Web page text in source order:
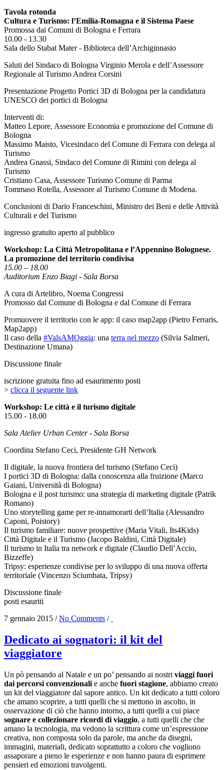
Tavola rotonda
Cultura e Turismo: l’Emilia-Romagna e il Sistema Paese
Promossa dai Comuni di Bologna e Ferrara
10.00 - 13.30
Sala dello Stabat Mater - Biblioteca dell’Archiginnasio
Saluti del Sindaco di Bologna Virginio Merola e dell’Assessore
Regionale al Turismo Andrea Corsini
Presentazione Progetto Portici 3D di Bologna per la candidatura
UNESCO dei portici di Bologna
Interventi di:
Matteo Lepore, Assessore Economia e promozione del Comune di
Bologna
Massimo Maisto, Vicesindaco del Comune di Ferrara con delega al
Turismo
Andrea Gnassi, Sindaco del Comune di Rimini con delega al
Turismo
Cristiano Casa, Assessore Turismo Comune di Parma
Tommaso Rotella, Assessore al Turismo Comune di Modena.
Conclusioni di Dario Franceschini, Ministro dei Beni e delle Attività
Culturali e del Turismo
ingresso gratuito aperto al pubblico
Workshop: La Città Metropolitana e l’Appennino Bolognese.
La promozione del territorio condivisa
15.00 – 18.00
Auditorium Enzo Biagi - Sala Borsa
A cura di Artelibro, Noema Congressi
Promosso dal Comune di Bologna e dal Comune di Ferrara
Promuovere il territorio con le app: il caso map2app (Pietro Ferraris,
Map2app)
Il caso della #ValsAMOggia: una terra nel mezzo (Silvia Salmeri,
Destinazione Umana)
Discussione finale
iscrizione gratuita fino ad esaurimento posti
> clicca il seguente link
Workshop: Le città e il turismo digitale
15.00 - 18.00
Sala Atelier Urban Center - Sala Borsa
Coordina Stefano Ceci, Presidente GH Network
Il digitale, la nuova frontiera del turismo (Stefano Ceci)
I portici 3D di Bologna: dalla conoscenza alla fruizione (Marco
Gaiani, Università di Bologna)
Bologna e il post turismo: una strategia di marketing digitale (Patrik
Romano)
Uno storytelling game per re-innamorarti dell’Italia (Alessandro
Caponi, Poistory)
Il turismo familiare: nuove prospettive (Maria Vitali, Its4Kids)
Città Digitale e il Turismo (Jacopo Baldini, Città Digitale)
Il turismo in Italia tra network e digitale (Claudio Dell’Accio,
Bizzeffe)
Tripsy: esperienze condivise per lo sviluppo di una nuova offerta
territoriale (Vincenzo Sciumbata, Tripsy)
Discussione finale
posti esauriti
7 gennaio 2015 / No Comments /
Dedicato ai sognatori: il kit del
viaggiatore
Un pò pensando al Natale e un po’ pensando ai nostri viaggi fuori
dai percorsi convenzionali e anche fuori stagione, abbiamo creato
un kit del viaggiatore dal sapore antico. Un kit dedicato a tutti coloro
che amano scoprire, a tutti quelli che si mettono in ascolto, in
osservazione di ciò che hanno intorno, a tutti quelli a cui piace
sognare e collezionare ricordi di viaggio, a tutti quelli che che
amano la tecnologia, ma vedono la scrittura come un’espressione
creativa, non composta solo da parole, ma anche da disegni,
immagini, materiali, dedicato soprattutto a coloro che vogliono
assaporare a pieno le esperienze e non hanno paura di esprimere
pensieri ed emozioni travolgenti.